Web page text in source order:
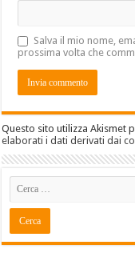
Salva il mio nome,
prossima volta che
Questo sito utilizza Akismet
elaborati i dati derivati dai